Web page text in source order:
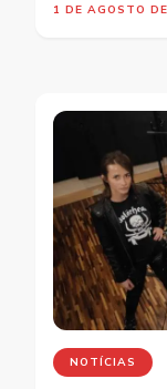
1 DE AGOSTO
NOTÍCIAS